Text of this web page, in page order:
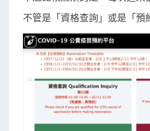
r
m
o
n
k
e
不管是「資格查詢」或是「預